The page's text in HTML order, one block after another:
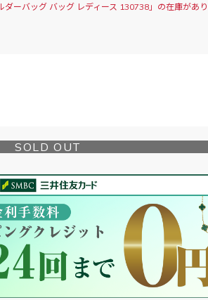
ダーバッグ バッグ レディース 130738」の在庫があ
SOLD OUT